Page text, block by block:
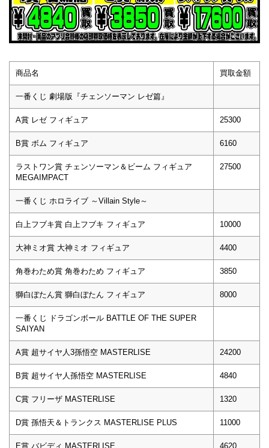
商品名 買取金額
一番くじ 劇場版『チェンソーマン レゼ篇』
A賞 レゼ フィギュア 25300
B賞 ボム フィギュア 6160
ラストワン賞 チェンソーマン＆ビーム フィギュア
MEGAIMPACT
27500
一番くじ ホロライブ ～Villain Style～
白上フブキ賞 白上フブキ フィギュア 10000
大神ミオ賞 大神ミオ フィギュア 4400
角巻わため賞 角巻わため フィギュア 3850
獅白ぼたん賞 獅白ぼたん フィギュア 8000
一番くじ ドラゴンボール BATTLE OF THE SUPER
SAIYAN
A賞 超サイヤ人3孫悟空 MASTERLISE 24200
B賞 超サイヤ人孫悟空 MASTERLISE 4840
C賞 フリーザ MASTERLISE 1320
D賞 孫悟天＆トランクス MASTERLISE PLUS 11000
E賞 バビディ MASTERLISE 4620